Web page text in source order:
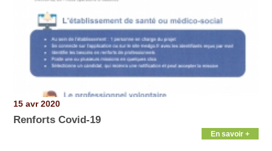
15 avr 2020
Renforts Covid-19
En savoir +